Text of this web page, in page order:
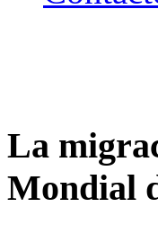
La
Mondial